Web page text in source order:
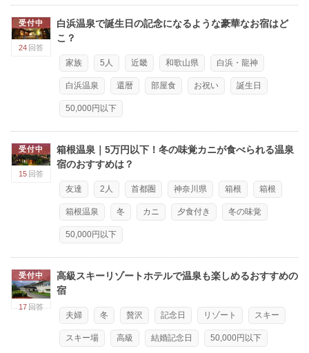
受付中
24 回答
白浜温泉で誕生日の記念になるような豪華なお宿はど
こ？
家族 5人 近畿 和歌山県 白浜・龍神
白浜温泉 還暦 部屋食 お祝い 誕生日
50,000円以下
受付中
15 回答
箱根温泉｜5万円以下！冬の味覚カニが食べられる温泉
宿のおすすめは？
友達 2人 首都圏 神奈川県 箱根 箱根
箱根温泉 冬 カニ 夕食付き 冬の味覚
50,000円以下
受付中
17 回答
高級スキーリゾートホテルで温泉も楽しめるおすすめの
宿
夫婦 冬 贅沢 記念日 リゾート スキー
スキー場 高級 結婚記念日 50,000円以下